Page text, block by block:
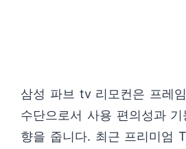
삼성 파브 tv 리모컨은 프레
수단으로서 사용 편의성과
향을 줍니다. 최근 프리미엄